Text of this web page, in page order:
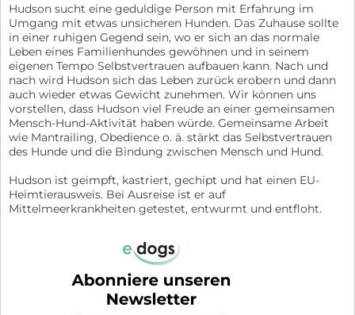
Hudson sucht eine geduldige Person mit Erfahrung im
Umgang mit etwas unsicheren Hunden. Das Zuhause sollte
in einer ruhigen Gegend sein, wo er sich an das normale
Leben eines Familienhundes gewöhnen und in seinem
eigenen Tempo Selbstvertrauen aufbauen kann. Nach und
nach wird Hudson sich das Leben zurück erobern und dann
auch wieder etwas Gewicht zunehmen. Wir können uns
vorstellen, dass Hudson viel Freude an einer gemeinsamen
Mensch-Hund-Aktivität haben würde. Gemeinsame Arbeit
wie Mantrailing, Obedience o. ä. stärkt das Selbstvertrauen
des Hunde und die Bindung zwischen Mensch und Hund.
Hudson ist geimpft, kastriert, gechipt und hat einen EU-
Heimtierausweis. Bei Ausreise ist er auf
Mittelmeerkrankheiten getestet, entwurmt und entfloht.